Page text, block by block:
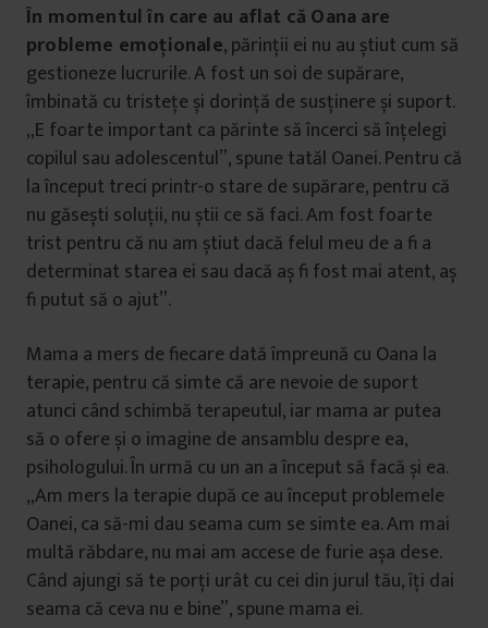
În momentul în care au aflat că Oana are
probleme emoționale, părinții ei nu au știut cum să
gestioneze lucrurile. A fost un soi de supărare,
îmbinată cu tristețe și dorință de susținere și suport.
„E foarte important ca părinte să încerci să înțelegi
copilul sau adolescentul”, spune tatăl Oanei. Pentru că
la început treci printr-o stare de supărare, pentru că
nu găsești soluții, nu știi ce să faci. Am fost foarte
trist pentru că nu am știut dacă felul meu de a fi a
determinat starea ei sau dacă aș fi fost mai atent, aș
fi putut să o ajut”.
Mama a mers de fiecare dată împreună cu Oana la
terapie, pentru că simte că are nevoie de suport
atunci când schimbă terapeutul, iar mama ar putea
să o ofere și o imagine de ansamblu despre ea,
psihologului. În urmă cu un an a început să facă și ea.
„Am mers la terapie după ce au început problemele
Oanei, ca să-mi dau seama cum se simte ea. Am mai
multă răbdare, nu mai am accese de furie așa dese.
Când ajungi să te porți urât cu cei din jurul tău, îți dai
seama că ceva nu e bine”, spune mama ei.